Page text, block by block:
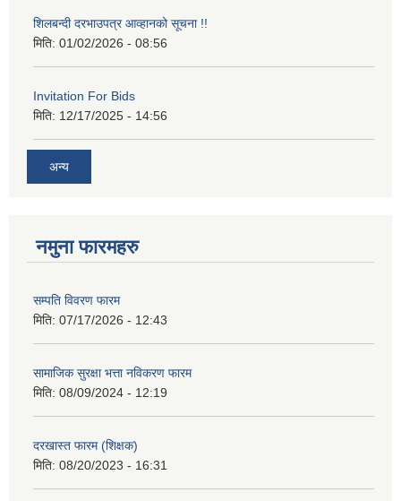
शिलबन्दी दरभाउपत्र आव्हानको सूचना !!
मिति: 01/02/2026 - 08:56
Invitation For Bids
मिति: 12/17/2025 - 14:56
अन्य
नमुना फारमहरु
सम्पति विवरण फारम
मिति: 07/17/2026 - 12:43
सामाजिक सुरक्षा भत्ता नविकरण फारम
मिति: 08/09/2024 - 12:19
दरखास्त फारम (शिक्षक)
मिति: 08/20/2023 - 16:31